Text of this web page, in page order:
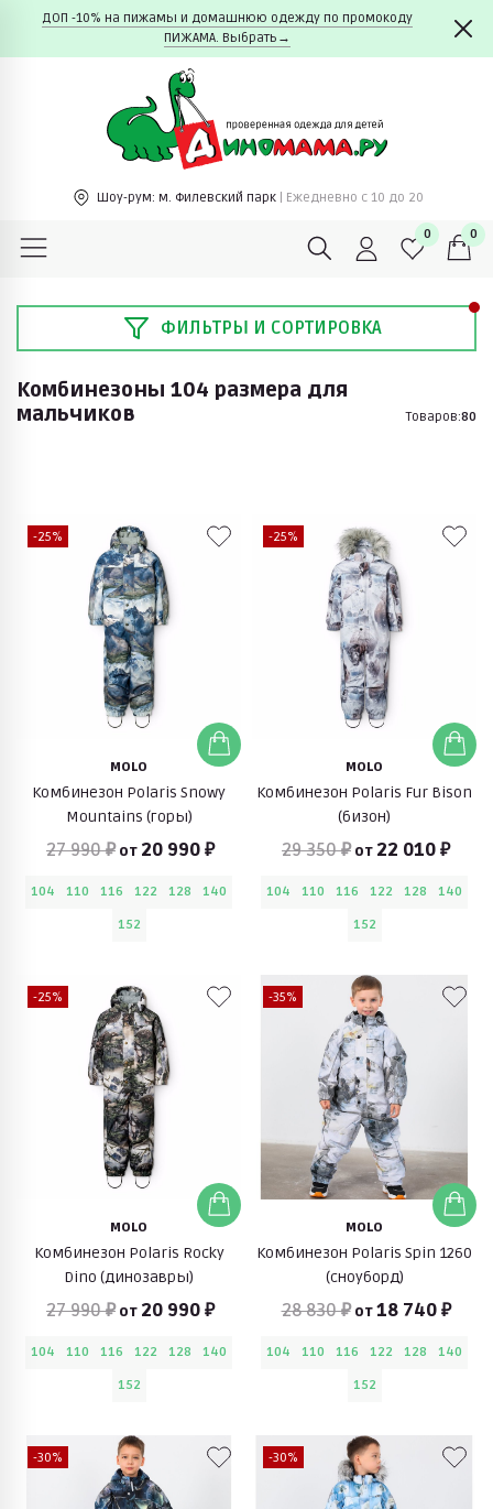
ДОП -10% на пижамы и домашнюю одежду по промокоду
ПИЖАМА. Выбрать→
Шоу-рум: м. Филевский парк | Ежедневно c 10 до 20
0 0
ФИЛЬТРЫ И СОРТИРОВКА
Комбинезоны 104 размера для
мальчиков
Товаров:80
-25%
MOLO
Комбинезон Polaris Snowy
Mountains (горы)
27 990 ₽ от 20 990 ₽
104 110 116 122 128
140
152
-25%
MOLO
Комбинезон Polaris Fur Bison
(бизон)
29 350 ₽ от 22 010 ₽
104 110 116 122 128
140
152
-25%
MOLO
Комбинезон Polaris Rocky
Dino (динозавры)
27 990 ₽ от 20 990 ₽
104 110 116 122 128
140
152
-35%
MOLO
Комбинезон Polaris Spin 1260
(сноуборд)
28 830 ₽ от18 740 ₽
104 110 116 122 128
140
152
-30% -30%